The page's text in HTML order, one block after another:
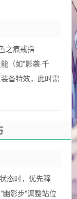
之痕戒指
（如"影袭·千
备特效，此时需
态时，优先释
影步"调整站位